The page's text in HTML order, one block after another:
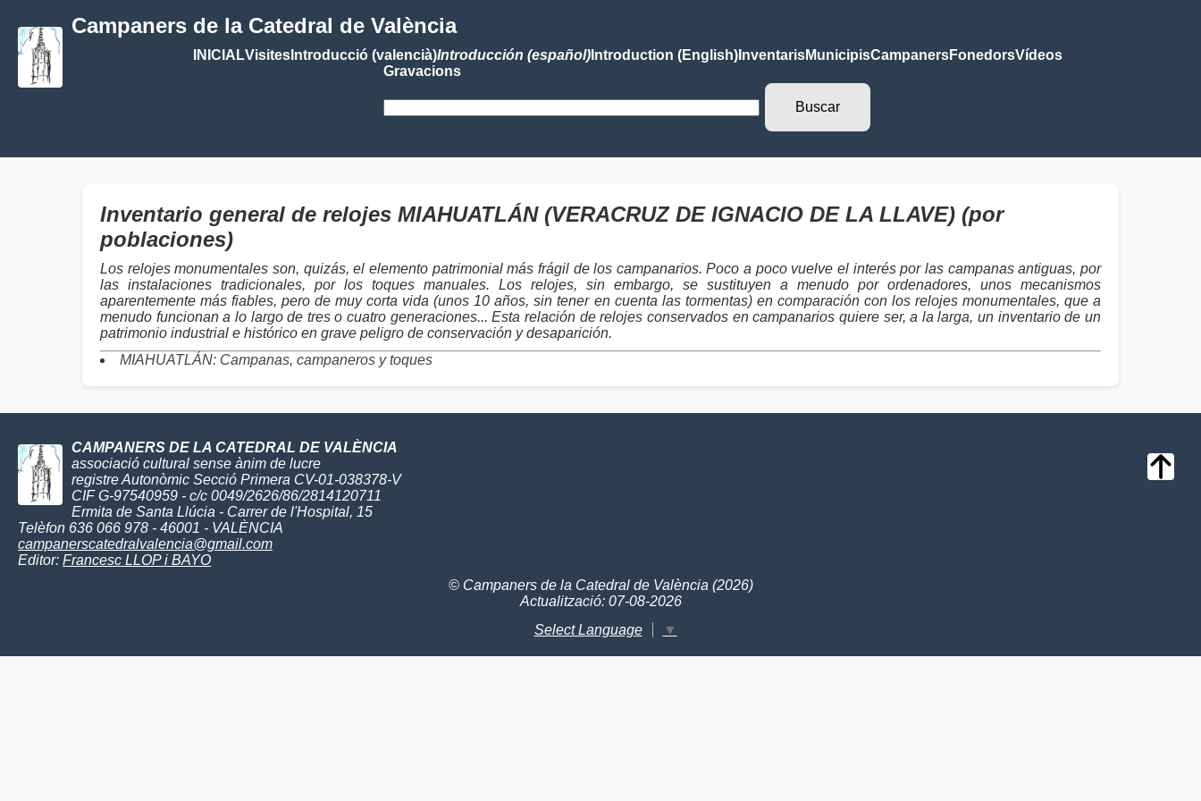
Campaners de la Catedral de València
INICIALVisitesIntroducció (valencià)Introducción (español)Introduction (English)InventarisMunicipisCampanersFonedorsVídeos
Gravacions
Inventario general de relojes MIAHUATLÁN (VERACRUZ DE IGNACIO DE LA LLAVE) (por
poblaciones)
Los relojes monumentales son, quizás, el elemento patrimonial más frágil de los campanarios. Poco a poco vuelve el interés por las campanas antiguas, por
las instalaciones tradicionales, por los toques manuales. Los relojes, sin embargo, se sustituyen a menudo por ordenadores, unos mecanismos
aparentemente más fiables, pero de muy corta vida (unos 10 años, sin tener en cuenta las tormentas) en comparación con los relojes monumentales, que a
menudo funcionan a lo largo de tres o cuatro generaciones... Esta relación de relojes conservados en campanarios quiere ser, a la larga, un inventario de un
patrimonio industrial e histórico en grave peligro de conservación y desaparición.
MIAHUATLÁN: Campanas, campaneros y toques
CAMPANERS DE LA CATEDRAL DE VALÈNCIA
associació cultural sense ànim de lucre
registre Autonòmic Secció Primera CV-01-038378-V
CIF G-97540959 - c/c 0049/2626/86/2814120711
Ermita de Santa Llúcia - Carrer de l'Hospital, 15
Telèfon 636 066 978 - 46001 - VALÈNCIA
campanerscatedralvalencia@gmail.com
Editor: Francesc LLOP i BAYO
© Campaners de la Catedral de València (2026)
Actualització: 07-08-2026
Select Language
▼